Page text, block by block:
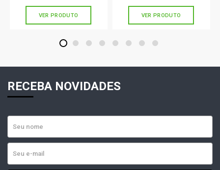
VER PRODUTO VER PRODUTO
1 2 3 4 5 6 7 8
RECEBA NOVIDADES